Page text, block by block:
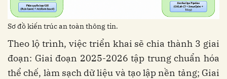
Sơ đồ kiến trúc an toàn thông tin.
Theo lộ trình, việc triển khai sẽ chia thành 3 giai
đoạn: Giai đoạn 2025-2026 tập trung chuẩn hóa
thể chế, làm sạch dữ liệu và tạo lập nền tảng; Giai